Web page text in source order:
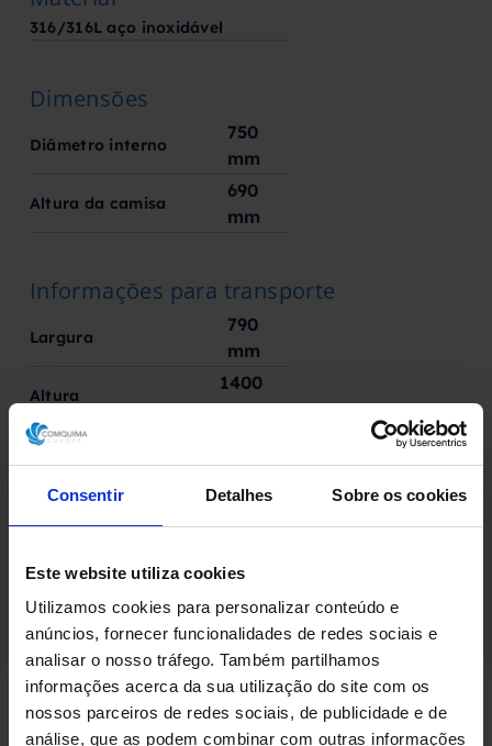
Consentir Detalhes Sobre os cookies
Este website utiliza cookies
Utilizamos cookies para personalizar conteúdo e
anúncios, fornecer funcionalidades de redes sociais e
analisar o nosso tráfego. Também partilhamos
informações acerca da sua utilização do site com os
nossos parceiros de redes sociais, de publicidade e de
análise, que as podem combinar com outras informações
316/316L aço inoxidável
Dimensões
Diâmetro interno
750
mm
Altura da camisa
690
mm
Informações para transporte
Largura
790
mm
Altura
1400
mm
Kg